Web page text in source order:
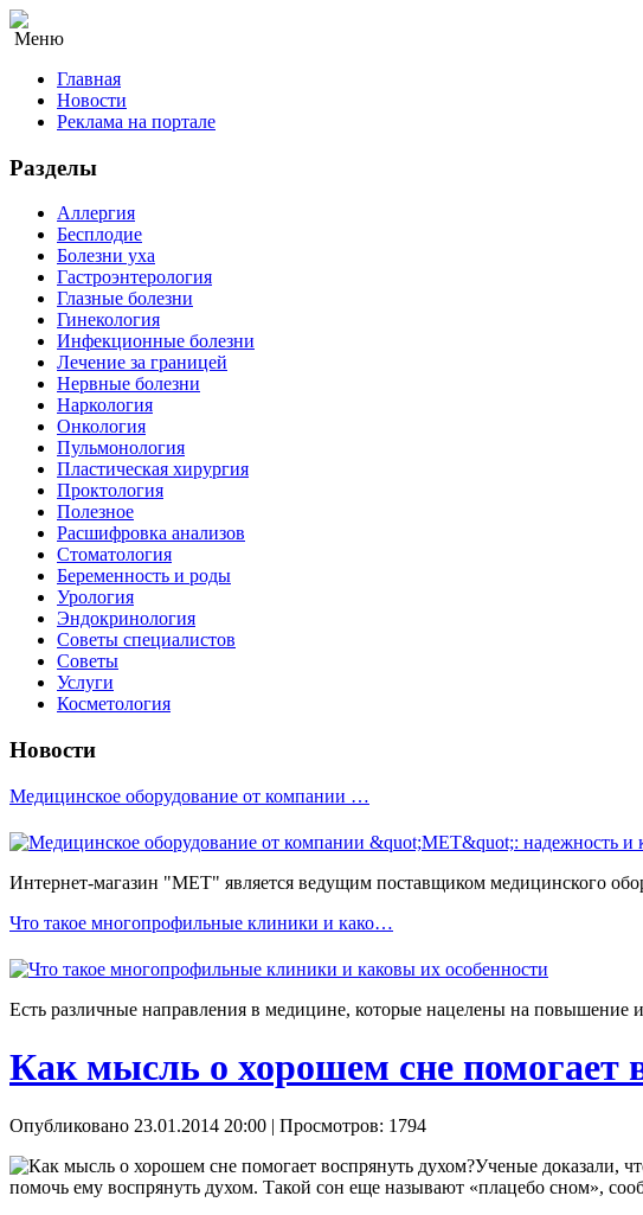
Меню
Главная
Новости
Реклама на портале
Разделы
Аллергия
Бесплодие
Болезни уха
Гастроэнтерология
Глазные болезни
Гинекология
Инфекционные болезни
Лечение за границей
Нервные болезни
Наркология
Онкология
Пульмонология
Пластическая хирургия
Проктология
Полезное
Расшифровка анализов
Стоматология
Беременность и роды
Урология
Эндокринология
Советы специалистов
Советы
Услуги
Косметология
Новости
Медицинское оборудование от компании …
Интернет-магазин "МЕТ" является ведущим поставщиком медицинского
Что такое многопрофильные клиники и како…
Есть различные направления в медицине, которые нацелены на повышение
Как мысль о хорошем сне помогает
Опубликовано 23.01.2014 20:00 | Просмотров: 1794
Ученые доказали,
помочь ему воспрянуть духом. Такой сон еще называют «плацебо